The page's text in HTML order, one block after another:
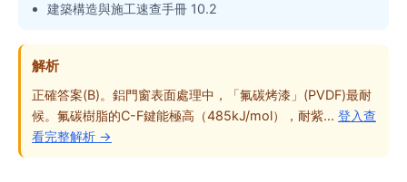
建築構造與施工速查手冊 10.2
解析
正確答案(B)。鋁門窗表面處理中，「氟碳烤漆」(PVDF)最耐
候。氟碳樹脂的C-F鍵能極高（485kJ/mol），耐紫... 登入查
看完整解析 →